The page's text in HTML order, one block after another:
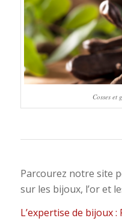
Cosses et
Parcourez notre site
sur les bijoux, l’or et
L’expertise de bijoux